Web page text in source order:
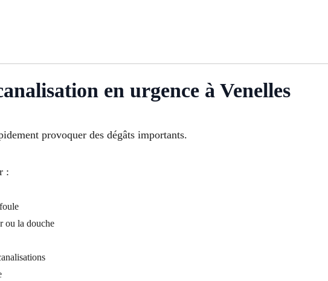
en urgence à Venelles
provoquer des dégâts importants.
:
ou la douche